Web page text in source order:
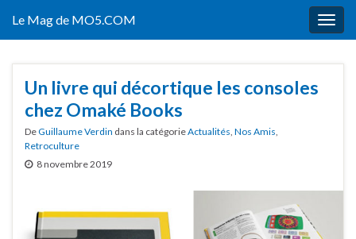
Le Mag de MO5.COM
Un livre qui décortique les consoles
chez Omaké Books
DeGuillaume Verdin dans la catégorieActualités, Nos Amis,
Retroculture
8 novembre 2019